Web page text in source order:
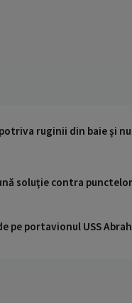
ruginii din baie şi
soluţie contra
pe portavionul USS